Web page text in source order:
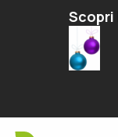
Scopri